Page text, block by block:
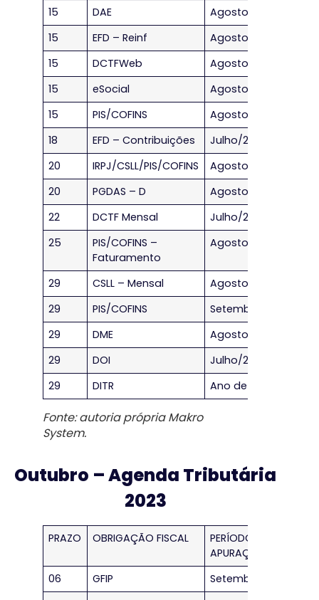
15
DAE
Agosto/2023
15
EFD – Reinf
Agosto/2023
15
DCTFWeb
Agosto/2023
15
eSocial
Agosto/2023
15
PIS/COFINS
Agosto/2023
18
EFD – Contribuições
Julho/2023
20
IRPJ/CSLL/PIS/COFINS
Agosto/2023
20
PGDAS – D
Agosto/2023
22
DCTF Mensal
Julho/2023
25
PIS/COFINS –
Faturamento
Agosto/2023
29 CSLL – Mensal
Agosto/2023
29
PIS/COFINS
Setembro/2023
29
DME
Agosto/2023
29
DOI
Julho/2023
29
DITR Ano de 2022
Fonte: autoria própria Makro
System.
Outubro – Agenda Tributária
2023
PRAZO OBRIGAÇÃO FISCAL
PERÍODO DE
APURAÇÃO
06
GFIP
Setembro/2023